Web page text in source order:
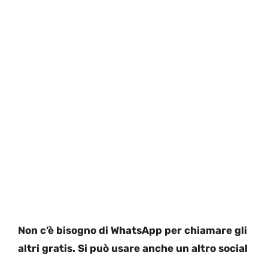
Non c’è bisogno di WhatsApp per chiamare gli
altri gratis. Si può usare anche un altro social